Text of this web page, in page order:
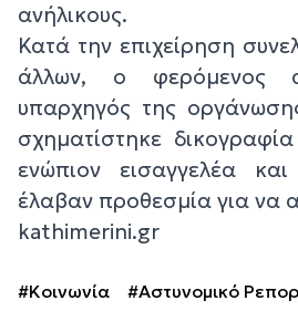
ανήλικους.
Κατά την επιχείρηση
άλλων, ο φερόμενος
υπαρχηγός της
σχηματίστηκε
ενώπιον εισαγγελέα
έλαβαν προθεσμία για να
kathimerini.gr
#Κοινωνία
#Αστυνομικό